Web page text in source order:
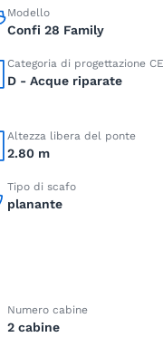
Modello
Confi 28 Family
Categoria di progettazione CE
D - Acque riparate
Altezza libera del ponte
2.80 m
Tipo di scafo
planante
Numero cabine
2 cabine